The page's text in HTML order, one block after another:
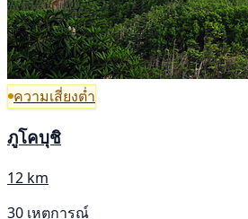
ความเสี่ยงต่ำ
ภูโคบุชิ
12 km
30 เหตุการณ์